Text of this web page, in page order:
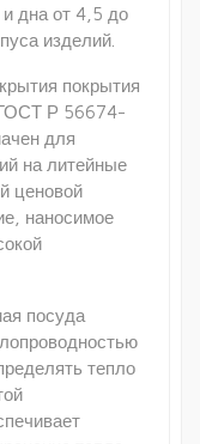
и дна от 4,5 до
изделий.
покрытия
ГОСТ Р 56674-
для
на литейные
ценовой
наносимое
посуда
тепло